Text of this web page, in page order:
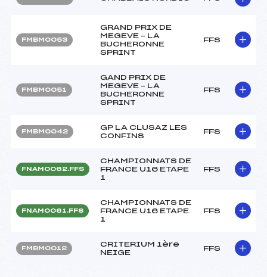
FMBM0053
GRAND PRIX DE
MEGEVE – LA
BUCHERONNE
SPRINT
FFS
FMBM0051
GAND PRIX DE
MEGEVE – LA
BUCHERONNE
SPRINT
FFS
FMBM0042
GP LA CLUSAZ LES
CONFINS
FFS
FNAM0062.FFS
CHAMPIONNATS DE
FRANCE U16 ETAPE
1
FFS
FNAM0061.FFS
CHAMPIONNATS DE
FRANCE U16 ETAPE
1
FFS
FMBM0012
CRITERIUM 1ère
NEIGE
FFS